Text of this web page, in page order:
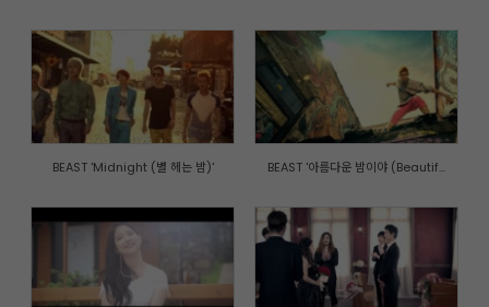
BEAST 'Midnight (별 헤는 밤)' BEAST '아름다운 밤이야 (Beautif...